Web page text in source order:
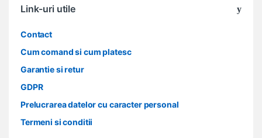
Link-uri utile
Contact
Cum comand si cum platesc
Garantie si retur
GDPR
Prelucrarea datelor cu caracter personal
Termeni si conditii